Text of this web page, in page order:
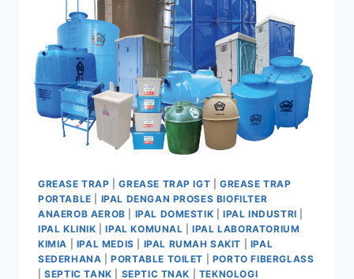
GREASE TRAP |GREASE TRAP IGT |GREASE TRAP
PORTABLE
IPAL DENGAN PROSES BIOFILTER
ANAEROB AEROB
IPAL DOMESTIK |IPAL INDUSTRI
IPAL KLINIK |IPAL KOMUNAL |IPAL LABORATORIUM
KIMIA
IPAL MEDIS IPAL RUMAH SAKIT
IPAL
SEDERHANA |PORTABLE TOILET
PORTO FIBERGLASS
|SEPTIC TANK SEPTIC TNAK
TEKNOLOGI